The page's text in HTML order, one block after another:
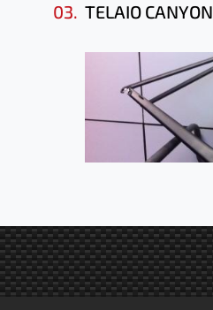
03. TELAIO CANYON